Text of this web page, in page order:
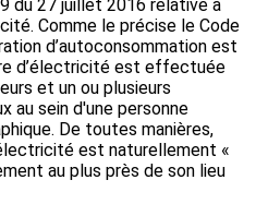
du 27 juillet 2016 relative à
Comme le précise le Code
d’autoconsommation est
d’électricité est effectuée
et un ou plusieurs
au sein d'une personne
De toutes manières,
est naturellement «
au plus près de son lieu